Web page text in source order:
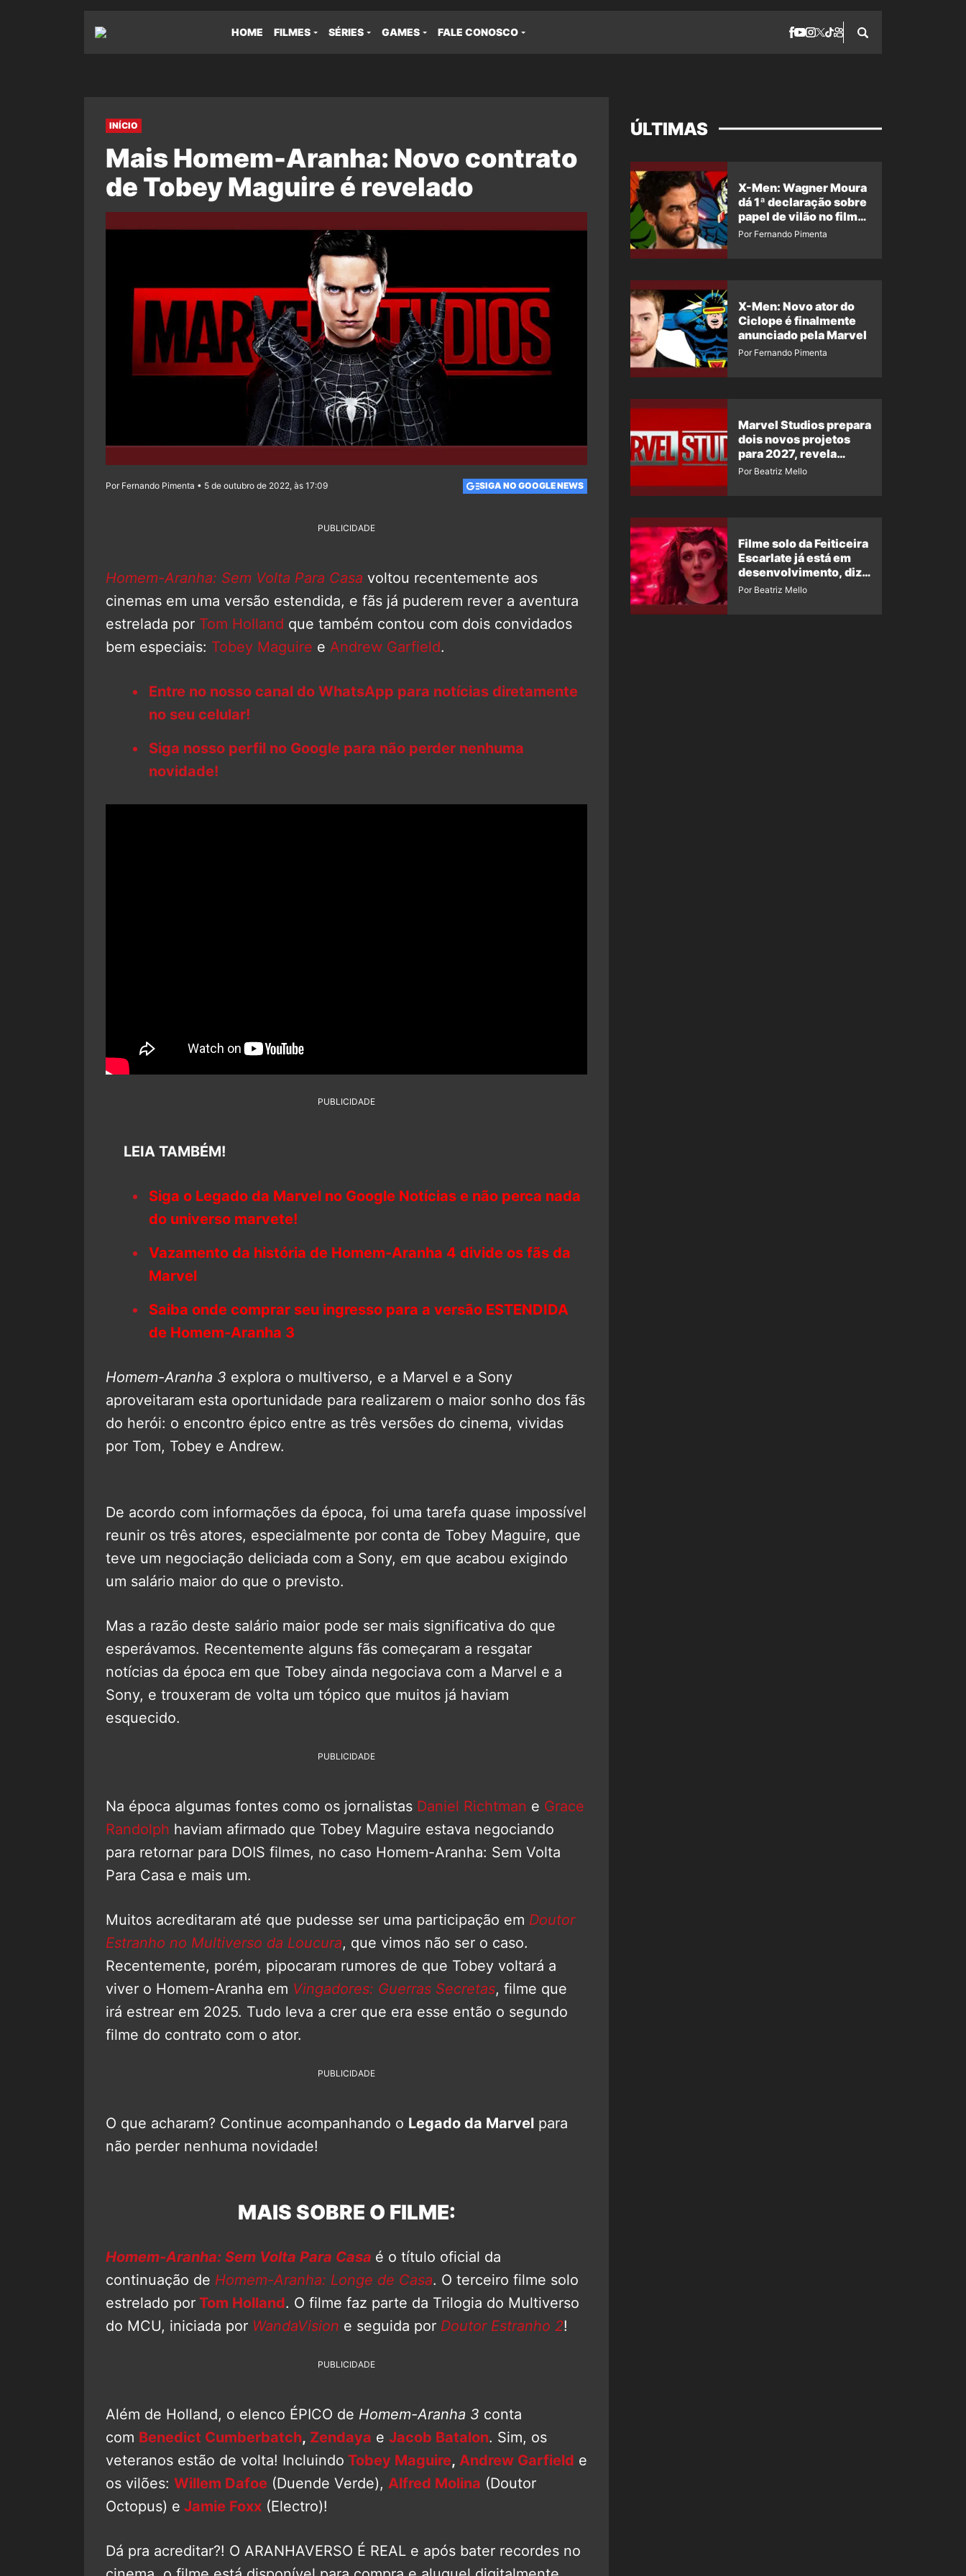
HOME FILMES SÉRIES GAMES FALE CONOSCO
INÍCIO
Mais Homem-Aranha: Novo contrato
de Tobey Maguire é revelado
Por Fernando Pimenta • 5 de outubro de 2022, às 17:09 SIGA NO GOOGLE NEWS
PUBLICIDADE
Homem-Aranha: Sem Volta Para Casa voltou recentemente aos
cinemas em uma versão estendida, e fãs já puderem rever a aventura
estrelada por Tom Holland que também contou com dois convidados
bem especiais: Tobey Maguire e Andrew Garfield.
Entre no nosso canal do WhatsApp para notícias diretamente
no seu celular!
Siga nosso perfil no Google para não perder nenhuma
novidade!
PUBLICIDADE
LEIA TAMBÉM!
Siga o Legado da Marvel no Google Notícias e não perca nada
do universo marvete!
Vazamento da história de Homem-Aranha 4 divide os fãs da
Marvel
Saiba onde comprar seu ingresso para a versão ESTENDIDA
de Homem-Aranha 3
Homem-Aranha 3 explora o multiverso, e a Marvel e a Sony
aproveitaram esta oportunidade para realizarem o maior sonho dos fãs
do herói: o encontro épico entre as três versões do cinema, vividas
por Tom, Tobey e Andrew.
De acordo com informações da época, foi uma tarefa quase impossível
reunir os três atores, especialmente por conta de Tobey Maguire, que
teve um negociação deliciada com a Sony, em que acabou exigindo
um salário maior do que o previsto.
Mas a razão deste salário maior pode ser mais significativa do que
esperávamos. Recentemente alguns fãs começaram a resgatar
notícias da época em que Tobey ainda negociava com a Marvel e a
Sony, e trouxeram de volta um tópico que muitos já haviam
esquecido.
PUBLICIDADE
Na época algumas fontes como os jornalistas Daniel Richtman e Grace
Randolph haviam afirmado que Tobey Maguire estava negociando
para retornar para DOIS filmes, no caso Homem-Aranha: Sem Volta
Para Casa e mais um.
Muitos acreditaram até que pudesse ser uma participação em Doutor
Estranho no Multiverso da Loucura, que vimos não ser o caso.
Recentemente, porém, pipocaram rumores de que Tobey voltará a
viver o Homem-Aranha em Vingadores: Guerras Secretas, filme que
irá estrear em 2025. Tudo leva a crer que era esse então o segundo
filme do contrato com o ator.
PUBLICIDADE
O que acharam? Continue acompanhando o Legado da Marvel para
não perder nenhuma novidade!
MAIS SOBRE O FILME:
Homem-Aranha: Sem Volta Para Casa é o título oficial da
continuação de Homem-Aranha: Longe de Casa. O terceiro filme solo
estrelado por Tom Holland. O filme faz parte da Trilogia do Multiverso
do MCU, iniciada por WandaVision e seguida por Doutor Estranho 2!
PUBLICIDADE
Além de Holland, o elenco ÉPICO de Homem-Aranha 3 conta
com Benedict Cumberbatch, Zendaya e Jacob Batalon. Sim, os
veteranos estão de volta! Incluindo Tobey Maguire, Andrew Garfield e
os vilões: Willem Dafoe (Duende Verde), Alfred Molina (Doutor
Octopus) e Jamie Foxx (Electro)!
Dá pra acreditar?! O ARANHAVERSO É REAL e após bater recordes no
ÚLTIMAS
X-Men: Wagner Moura
dá 1ª declaração sobre
papel de vilão no filme
da Marvel
Por Fernando Pimenta
X-Men: Novo ator do
Ciclope é finalmente
anunciado pela Marvel
Por Fernando Pimenta
Marvel Studios prepara
dois novos projetos
para 2027, revela
insider
Por Beatriz Mello
Filme solo da Feiticeira
Escarlate já está em
desenvolvimento, diz
insider
Por Beatriz Mello